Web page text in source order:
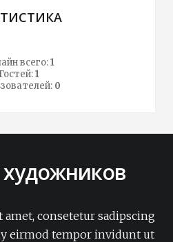
всего:1
1
0
consetetur sadipscing
eirmod tempor invidunt ut